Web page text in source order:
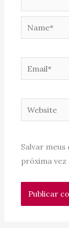
Name*
Email*
Website
Salvar
próxima vez